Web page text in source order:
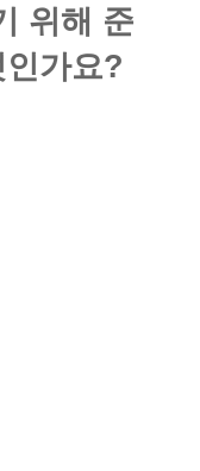
위해 준
가요?